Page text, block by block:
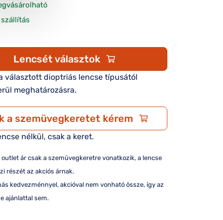
Lencsét választok
választott dioptriás lencse típusától
meghatározásra.
a szemüvegkeretet kérem
nélkül, csak a keret.
ár csak a szemüvegkeretre vonatkozik, a lencse
részét az akciós árnak.
kedvezménnyel, akcióval nem vonható össze, így az
ajánlattal sem.